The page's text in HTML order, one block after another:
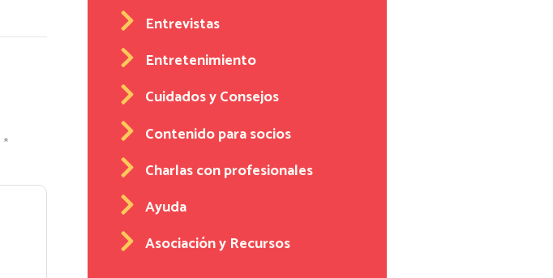
*
Entrevistas
Entretenimiento
Cuidados y Consejos
Contenido para socios
Charlas con profesionales
Ayuda
Asociación y Recursos